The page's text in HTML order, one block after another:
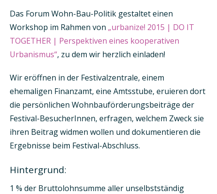
Das Forum Wohn-Bau-Politik gestaltet einen
Workshop im Rahmen von „urbanize! 2015 | DO IT
TOGETHER | Perspektiven eines kooperativen
Urbanismus“, zu dem wir herzlich einladen!
Wir eröffnen in der Festivalzentrale, einem
ehemaligen Finanzamt, eine Amtsstube, eruieren dort
die persönlichen Wohnbauförderungsbeiträge der
Festival-BesucherInnen, erfragen, welchem Zweck sie
ihren Beitrag widmen wollen und dokumentieren die
Ergebnisse beim Festival-Abschluss.
Hintergrund:
1 % der Bruttolohnsumme aller unselbstständig